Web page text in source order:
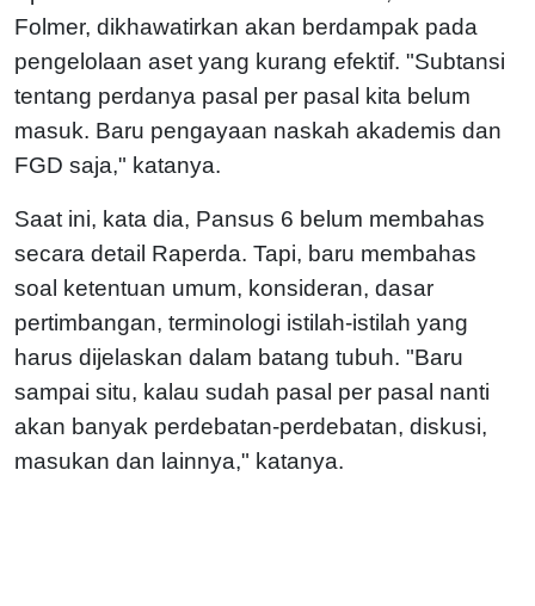
Folmer, dikhawatirkan akan berdampak pada
pengelolaan aset yang kurang efektif. "Subtansi
tentang perdanya pasal per pasal kita belum
masuk. Baru pengayaan naskah akademis dan
FGD saja," katanya.
Saat ini, kata dia, Pansus 6 belum membahas
secara detail Raperda. Tapi, baru membahas
soal ketentuan umum, konsideran, dasar
pertimbangan, terminologi istilah-istilah yang
harus dijelaskan dalam batang tubuh. "Baru
sampai situ, kalau sudah pasal per pasal nanti
akan banyak perdebatan-perdebatan, diskusi,
masukan dan lainnya," katanya.